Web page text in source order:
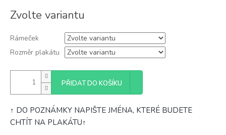
cena:
Zvolte variantu
Rámeček
Rozměr plakátu
PŘIDAT DO KOŠÍKU
↑ DO POZNÁMKY NAPIŠTE JMÉNA, KTERÉ BUDETE
CHTÍT NA PLAKÁTU↑